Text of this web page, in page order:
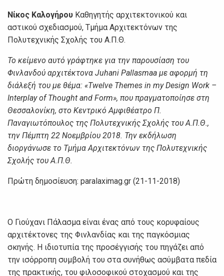
Νίκος Καλογήρου Καθηγητής αρχιτεκτονικού και
αστικού σχεδιασμού, Τμήμα Αρχιτεκτόνων της
Πολυτεχνικής Σχολής του Α.Π.Θ.
Το κείμενο αυτό γράφτηκε για την παρουσίαση του
Φινλανδού αρχιτέκτονα Juhani Pallasmaa με αφορμή τη
διάλεξή του με θέμα: «Twelve Themes in my Design Work –
Interplay of Τhought and Form», που πραγματοποίησε στη
Θεσσαλονίκη, στο Κεντρικό Αμφιθέατρο Π.
Παναγιωτόπουλος της Πολυτεχνικής Σχολής του Α.Π.Θ.,
την Πέμπτη 22 Νοεμβρίου 2018. Την εκδήλωση
διοργάνωσε το Τμήμα Αρχιτεκτόνων της Πολυτεχνικής
Σχολής του Α.Π.Θ.
Πρώτη δημοσίευση: paralaximag.gr (21-11-2018)
Ο Γιούχανι Πάλασμα είναι ένας από τους κορυφαίους
αρχιτέκτονες της Φινλανδίας και της παγκόσμιας
σκηνής. Η ιδιοτυπία της προσέγγισής του πηγάζει από
την ισόρροπη συμβολή του στα συνήθως ασύμβατα πεδία
της πρακτικής, του φιλοσοφικού στοχασμού και της